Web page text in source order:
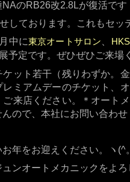
のRB26改2.8Lが復活です
しております。これもセッ
中に東京オートサロン
予定です。ぜひぜひご来場
ケット若干（残りわずか。
レミアムデーのチケット、
ご来店ください。＊オート
ので、本社にお問い合わ
年をお迎えください。ヽ(^
ンオートメカニックをよ